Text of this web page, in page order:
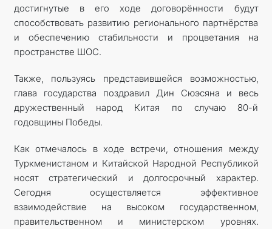
достигнутые в его ходе договорённости будут
способствовать развитию регионального парт­нёрства
и обеспечению стабильности и процветания на
пространстве ШОС.
Также, пользуясь представившейся возможностью,
глава государства поздравил Дин Сюэсяна и весь
дружественный народ Китая по случаю 80-й
годовщины Победы.
Как отмечалось в ходе встречи, отношения между
Туркменистаном и Китайской Народной Республикой
носят стратегический и долгосрочный характер.
Сегодня осуществляется эффективное
взаимодействие на высоком государственном,
правительственном и министерском уровнях.